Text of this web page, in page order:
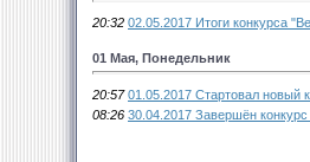
20:32 02.05.2017 Итоги конкурса
01 Мая, Понедельник
20:57 01.05.2017 Стартовал новый
08:26 30.04.2017 Завершён